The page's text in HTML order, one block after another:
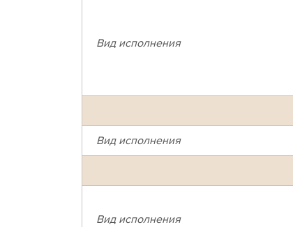
Вид исполнения
Вид исполнения
Вид исполнения